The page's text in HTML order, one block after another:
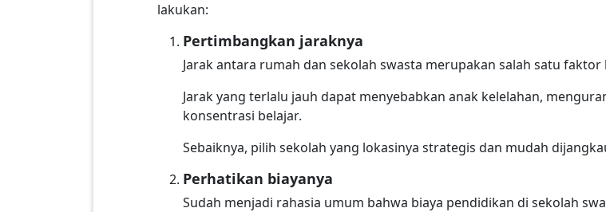
lakukan:
Pertimbangkan jaraknya
Jarak antara rumah dan sekolah swasta merupakan salah satu
Jarak yang terlalu jauh dapat menyebabkan anak kelelahan,
konsentrasi belajar.
Sebaiknya, pilih sekolah yang lokasinya strategis dan mudah
Perhatikan biayanya
Sudah menjadi rahasia umum bahwa biaya pendidikan di sekolah